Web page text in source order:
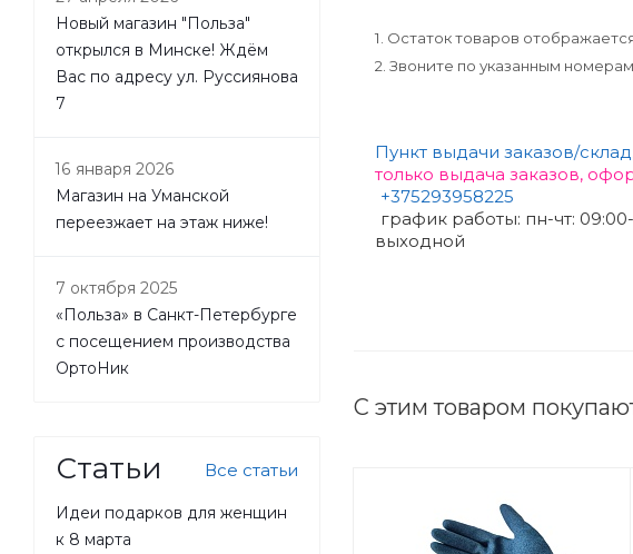
1. Остаток товаров
2. Звоните по указанным
Пункт выдачи заказов/
только выдача заказов,
+375293958225
график работы: пн-чт: 09:00-
выходной
С этим товаром
Новый магазин "Польза"
открылся в Минске! Ждём
Вас по адресу ул. Руссиянова
7
16 января 2026
Магазин на Уманской
переезжает на этаж ниже!
7 октября 2025
«Польза» в Санкт-Петербурге
с посещением производства
ОртоНик
Статьи Все статьи
Идеи подарков для женщин
к 8 марта